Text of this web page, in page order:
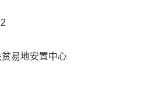
易地安置中心